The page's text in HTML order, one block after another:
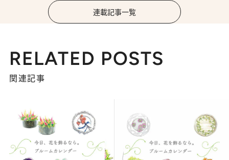
連載記事一覧
RELATED POSTS
関連記事